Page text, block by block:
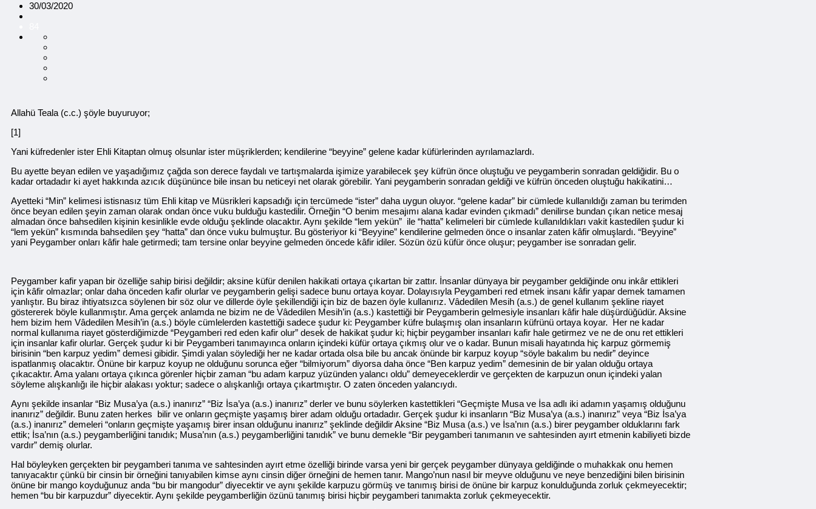
30/03/2020
Allahü Teala (c.c.) şöyle buyuruyor;
[1]
Yani küfredenler ister Ehli Kitaptan olmuş olsunlar ister müşriklerden; kendilerine “beyyine” gelene kadar küfürlerinden ayrılamazlardı.
Bu ayette beyan edilen ve yaşadığımız çağda son derece faydalı ve tartışmalarda işimize yarabilecek şey küfrün önce oluştuğu ve peygamberin sonradan geldiğidir. Bu o
kadar ortadadır ki ayet hakkında azıcık düşününce bile insan bu neticeyi net olarak görebilir. Yani peygamberin sonradan geldiği ve küfrün önceden oluştuğu hakikatini…
Ayetteki “Min” kelimesi istisnasız tüm Ehli kitap ve Müsrikleri kapsadığı için tercümede “ister” daha uygun oluyor. “gelene kadar” bir cümlede kullanıldığı zaman bu terimden
önce beyan edilen şeyin zaman olarak ondan önce vuku bulduğu kastedilir. Örneğin “O benim mesajımı alana kadar evinden çıkmadı” denilirse bundan çıkan netice mesaj
almadan önce bahsedilen kişinin kesinlikle evde olduğu şeklinde olacaktır. Aynı şekilde “lem yekün” ile “hatta” kelimeleri bir cümlede kullanıldıkları vakit kastedilen şudur ki
“lem yekün” kısmında bahsedilen şey “hatta” dan önce vuku bulmuştur. Bu gösteriyor ki “Beyyine” kendilerine gelmeden önce o insanlar zaten kâfir olmuşlardı. “Beyyine”
yani Peygamber onları kâfir hale getirmedi; tam tersine onlar beyyine gelmeden öncede kâfir idiler. Sözün özü küfür önce oluşur; peygamber ise sonradan gelir.
Peygamber kafir yapan bir özelliğe sahip birisi değildir; aksine küfür denilen hakikati ortaya çıkartan bir zattır. İnsanlar dünyaya bir peygamber geldiğinde onu inkâr ettikleri
için kâfir olmazlar; onlar daha önceden kafir olurlar ve peygamberin gelişi sadece bunu ortaya koyar. Dolayısıyla Peygamberi red etmek insanı kâfir yapar demek tamamen
yanlıştır. Bu biraz ihtiyatsızca söylenen bir söz olur ve dillerde öyle şekillendiği için biz de bazen öyle kullanırız. Vâdedilen Mesih (a.s.) de genel kullanım şekline riayet
göstererek böyle kullanmıştır. Ama gerçek anlamda ne bizim ne de Vâdedilen Mesih’in (a.s.) kastettiği bir Peygamberin gelmesiyle insanları kâfir hale düşürdüğüdür. Aksine
hem bizim hem Vâdedilen Mesih’in (a.s.) böyle cümlelerden kastettiği sadece şudur ki: Peygamber küfre bulaşmış olan insanların küfrünü ortaya koyar. Her ne kadar
normal kullanıma riayet gösterdiğimizde “Peygamberi red eden kafir olur” desek de hakikat şudur ki; hiçbir peygamber insanları kafir hale getirmez ve ne de onu ret ettikleri
için insanlar kafir olurlar. Gerçek şudur ki bir Peygamberi tanımayınca onların içindeki küfür ortaya çıkmış olur ve o kadar. Bunun misali hayatında hiç karpuz görmemiş
birisinin “ben karpuz yedim” demesi gibidir. Şimdi yalan söylediği her ne kadar ortada olsa bile bu ancak önünde bir karpuz koyup “söyle bakalım bu nedir” deyince
ispatlanmış olacaktır. Önüne bir karpuz koyup ne olduğunu sorunca eğer “bilmiyorum” diyorsa daha önce “Ben karpuz yedim” demesinin de bir yalan olduğu ortaya
çıkacaktır. Ama yalanı ortaya çıkınca görenler hiçbir zaman “bu adam karpuz yüzünden yalancı oldu” demeyeceklerdir ve gerçekten de karpuzun onun içindeki yalan
söyleme alışkanlığı ile hiçbir alakası yoktur; sadece o alışkanlığı ortaya çıkartmıştır. O zaten önceden yalancıydı.
Aynı şekilde insanlar “Biz Musa’ya (a.s.) inanırız” “Biz İsa’ya (a.s.) inanırız” derler ve bunu söylerken kastettikleri “Geçmişte Musa ve İsa adlı iki adamın yaşamış olduğunu
inanırız” değildir. Bunu zaten herkes bilir ve onların geçmişte yaşamış birer adam olduğu ortadadır. Gerçek şudur ki insanların “Biz Musa’ya (a.s.) inanırız” veya “Biz İsa’ya
(a.s.) inanırız” demeleri “onların geçmişte yaşamış birer insan olduğunu inanırız” şeklinde değildir Aksine “Biz Musa (a.s.) ve İsa’nın (a.s.) birer peygamber olduklarını fark
ettik; İsa’nın (a.s.) peygamberliğini tanıdık; Musa’nın (a.s.) peygamberliğini tanıdık” ve bunu demekle “Bir peygamberi tanımanın ve sahtesinden ayırt etmenin kabiliyeti bizde
vardır” demiş olurlar.
Hal böyleyken gerçekten bir peygamberi tanıma ve sahtesinden ayırt etme özelliği birinde varsa yeni bir gerçek peygamber dünyaya geldiğinde o muhakkak onu hemen
tanıyacaktır çünkü bir cinsin bir örneğini tanıyabilen kimse aynı cinsin diğer örneğini de hemen tanır. Mango’nun nasıl bir meyve olduğunu ve neye benzediğini bilen birisinin
önüne bir mango koyduğunuz anda “bu bir mangodur” diyecektir ve aynı şekilde karpuzu görmüş ve tanımış birisi de önüne bir karpuz konulduğunda zorluk çekmeyecektir;
hemen “bu bir karpuzdur” diyecektir. Aynı şekilde peygamberliğin özünü tanımış birisi hiçbir peygamberi tanımakta zorluk çekmeyecektir.